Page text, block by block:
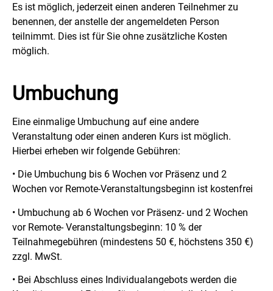
Es ist möglich, jederzeit einen anderen Teilnehmer zu
benennen, der anstelle der angemeldeten Person
teilnimmt. Dies ist für Sie ohne zusätzliche Kosten
möglich.
Umbuchung
Eine einmalige Umbuchung auf eine andere
Veranstaltung oder einen anderen Kurs ist möglich.
Hierbei erheben wir folgende Gebühren:
• Die Umbuchung bis 6 Wochen vor Präsenz und 2
Wochen vor Remote-Veranstaltungsbeginn ist kostenfrei
• Umbuchung ab 6 Wochen vor Präsenz- und 2 Wochen
vor Remote- Veranstaltungsbeginn: 10 % der
Teilnahmegebühren (mindestens 50 €, höchstens 350 €)
zzgl. MwSt.
• Bei Abschluss eines Individualangebots werden die